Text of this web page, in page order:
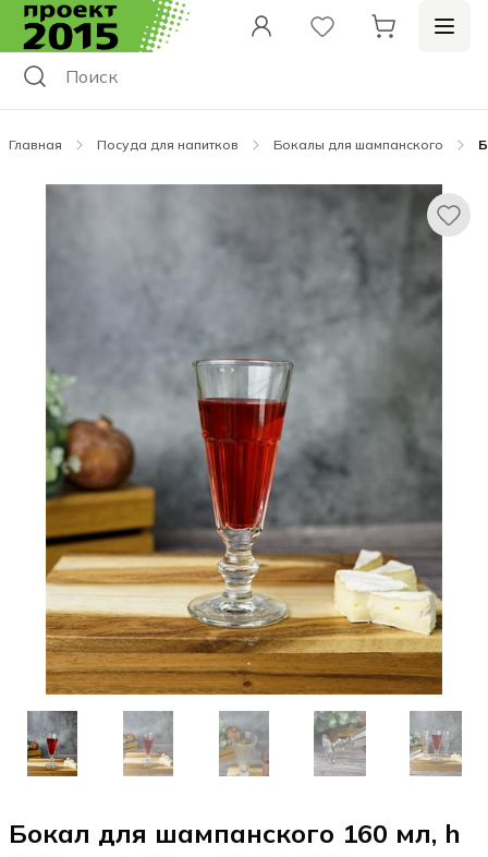
Главная Посуда для напитков Бокалы для шампанского
Бокал для шампанского 160 мл, h